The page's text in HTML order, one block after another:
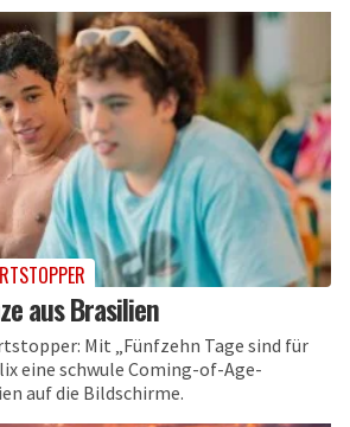
aus Brasilien
Mit „Fünfzehn Tage sind für
eine schwule Coming-of-Age-
auf die Bildschirme.